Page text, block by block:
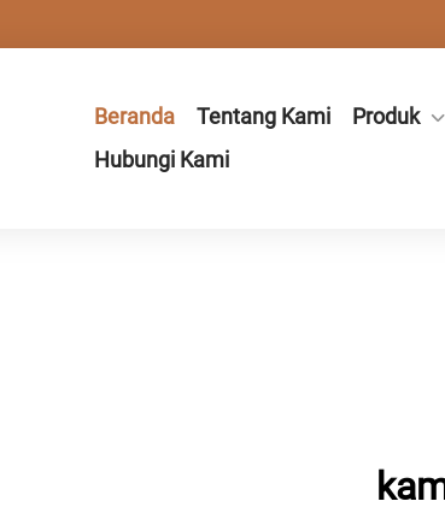
Beranda Tentang Kami Produk
Hubungi Kami